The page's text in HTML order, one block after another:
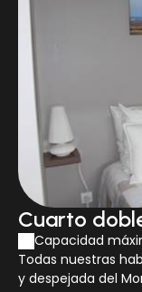
Se aceptan
Por último, si te
convivencia,
Mont!
*Según
reembolsable y
reserva.*
Cuarto
Capacidad
Todas nuestras
y despejada del